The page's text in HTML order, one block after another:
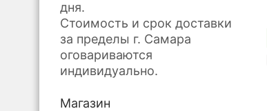
дня.
Стоимость и срок доставки
за пределы г. Самара
оговариваются
индивидуально.
Магазин